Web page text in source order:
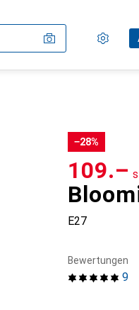
−28%
E27
CHF
109.–
9
Bewertungen